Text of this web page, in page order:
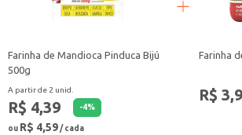
Farinha de Mandioca Pinduca Bijú
500g
A partir de 2 unid.
R$ 4,39 -4%
ou R$ 4,59/ cada
Farinha
R$